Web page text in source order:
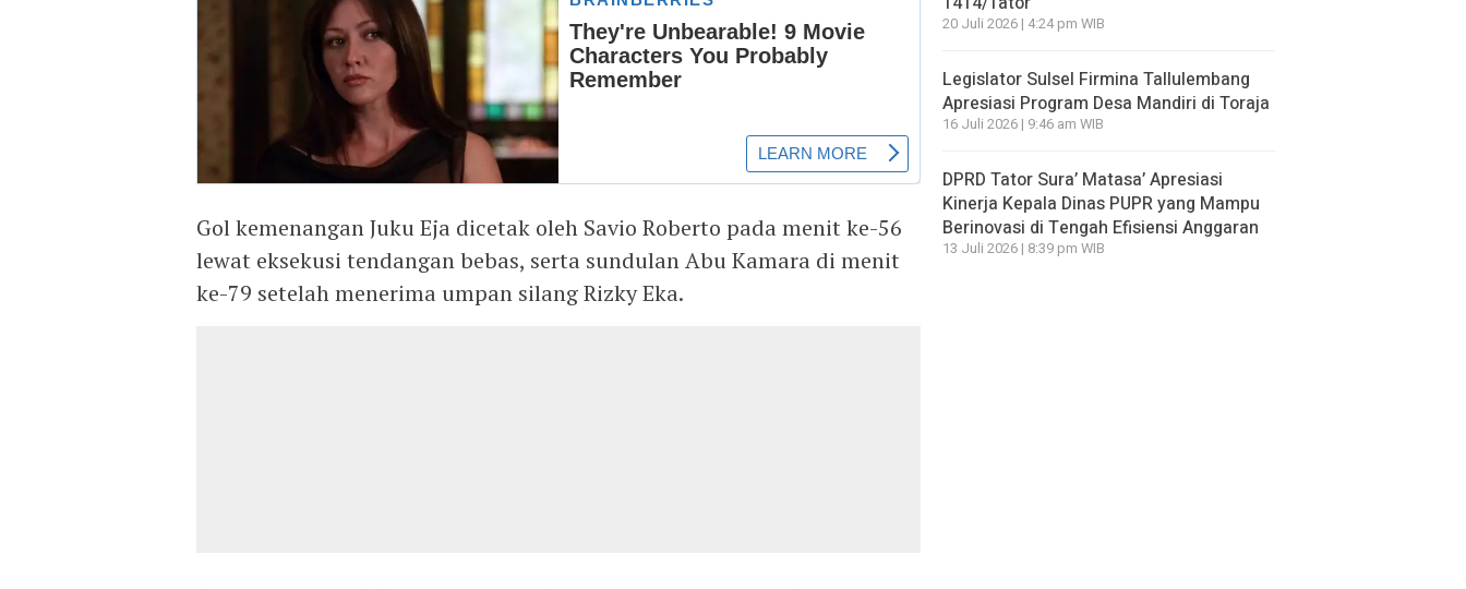
Gol kemenangan Juku Eja dicetak oleh Savio Roberto pada menit ke-56
lewat eksekusi tendangan bebas, serta sundulan Abu Kamara di menit
ke-79 setelah menerima umpan silang Rizky Eka.
20 Juli 2026 | 4:24 pm WIB
Legislator Sulsel Firmina Tallulembang
Apresiasi Program Desa Mandiri di Toraja
16 Juli 2026 | 9:46 am WIB
DPRD Tator Sura’ Matasa’ Apresiasi
Kinerja Kepala Dinas PUPR yang Mampu
Berinovasi di Tengah Efisiensi Anggaran
13 Juli 2026 | 8:39 pm WIB